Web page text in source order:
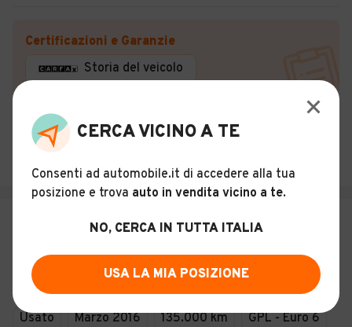
Certificazioni e Garanzie
Storia del veicolo
ROSY CAR DI RIVITTI ROSSELLA
4,8 (23
Ottaviano (NA)
€ 6.250
TurboGPL Start&Stop Lauréate
Usato Marzo 2016 135.000 km
GPL - Euro 6
CERCA VICINO A TE
Consenti ad automobile.it di accedere alla tua
posizione e trova auto in vendita vicino a te.
NO, CERCA IN TUTTA ITALIA
USA LA MIA POSIZIONE